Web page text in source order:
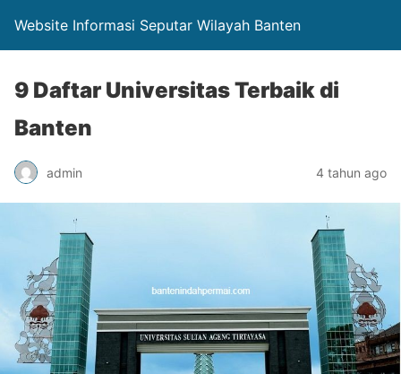
Website Informasi Seputar Wilayah Banten
9 Daftar Universitas Terbaik di
Banten
admin 4 tahun ago